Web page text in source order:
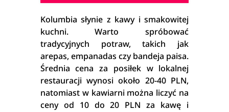
Kolumbia słynie z kawy i smakowitej
kuchni. Warto spróbować
tradycyjnych potraw, takich jak
arepas, empanadas czy bandeja paisa.
Średnia cena za posiłek w lokalnej
restauracji wynosi około 20-40 PLN,
natomiast w kawiarni można liczyć na
ceny od 10 do 20 PLN za kawę i